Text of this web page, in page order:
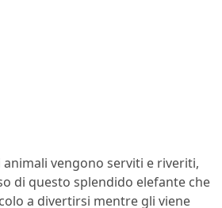
vengono serviti e riveriti,
di questo splendido elefante che
a divertirsi mentre gli viene